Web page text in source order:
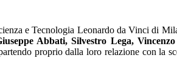
e Tecnologia Leonardo da Vinci di
Abbati, Silvestro Lega,
proprio dalla loro relazione con la